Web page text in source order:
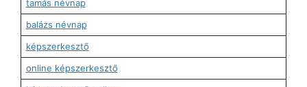
tamás névnap
balázs névnap
képszerkesztő
online képszerkesztő